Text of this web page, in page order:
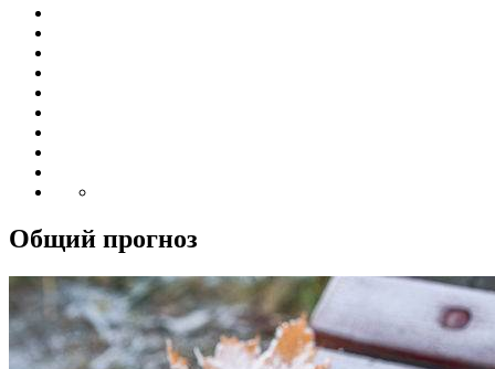
Общий прогноз